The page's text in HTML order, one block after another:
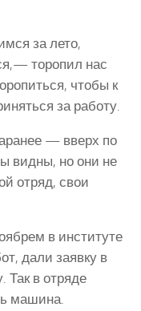
за лето,
торопил нас
чтобы к
за работу.
— вверх по
видны, но они не
отряд, свои
в институте
дали заявку в
Так в отряде
машина.